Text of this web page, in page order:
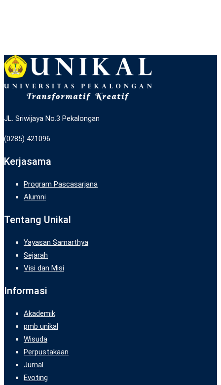
JL. Sriwijaya No.3 Pekalongan
(0285) 421096
Kerjasama
Program Pascasarjana
Alumni
Tentang Unikal
Yayasan Samarthya
Sejarah
Visi dan Misi
Informasi
Akademik
pmb unikal
Wisuda
Perpustakaan
Jurnal
Evoting